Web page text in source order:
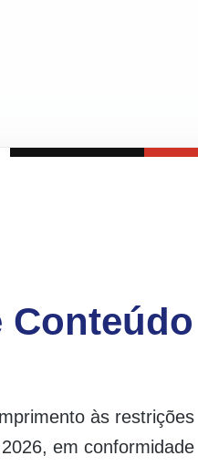
Conteúdo
às restrições
em conformidade